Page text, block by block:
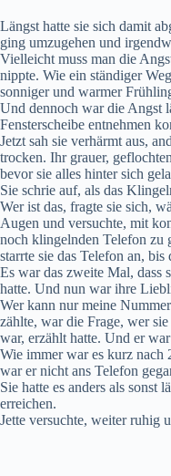
Längst hatte sie sich damit
ging umzugehen und
Vielleicht muss man die
nippte. Wie ein ständiger
sonniger und warmer
Und dennoch war die Angst
Fensterscheibe entnehmen
Jetzt sah sie verhärmt aus,
trocken. Ihr grauer,
bevor sie alles hinter sich
Sie schrie auf, als das
Wer ist das, fragte sie sich,
Augen und versuchte, mit
noch klingelnden Telefon zu
starrte sie das Telefon an,
Es war das zweite Mal, dass
hatte. Und nun war ihre
Wer kann nur meine
zählte, war die Frage, wer
war, erzählt hatte. Und er
Wie immer war es kurz nach
war er nicht ans Telefon
Sie hatte es anders als
erreichen.
Jette versuchte, weiter ruhig